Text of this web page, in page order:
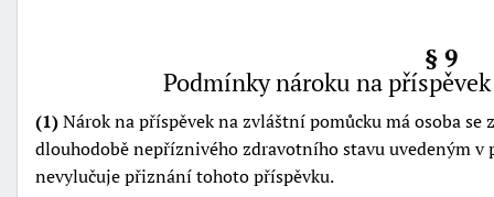
§ 9
Podmínky nároku na
(1)Nárok na příspěvek na zvláštní pomůcku má osoba
dlouhodobě nepříznivého zdravotního stavu uvedeným
nevylučuje přiznání tohoto příspěvku.